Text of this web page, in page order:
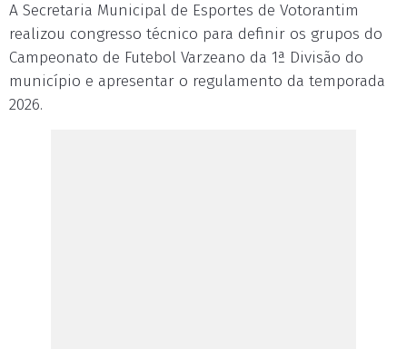
A Secretaria Municipal de Esportes de Votorantim
realizou congresso técnico para definir os grupos do
Campeonato de Futebol Varzeano da 1ª Divisão do
município e apresentar o regulamento da temporada
2026.